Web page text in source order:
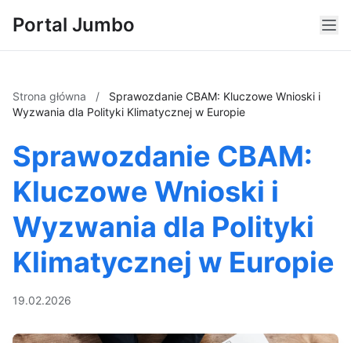
Portal Jumbo
Strona główna /
Sprawozdanie CBAM: Kluczowe Wnioski i
Wyzwania dla Polityki Klimatycznej w Europie
Sprawozdanie CBAM:
Kluczowe Wnioski i
Wyzwania dla Polityki
Klimatycznej w Europie
19.02.2026